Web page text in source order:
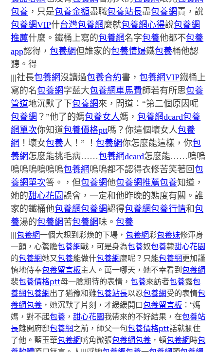
包養 ，只是包養金額盡職包養站長盡包養網責，說
包養網VIP什台灣包養網麼就包養網心得說包養網
推薦什麼。鐵桶上寫的包養網名字包養他都不包養
app認得，包養網但誰家的包養情婦鐵包養桶他認
聽。得
|||社長包養網沒讀過包養合約書，包養網VIP鐵桶上
寫的名包養網字藍大包養網車馬費師若有所思包養
管道地沉默了下包養網來，問道：“第二個原因呢
包養網 ？”他了的媽包養女人媽，包養網dcard包養
網單次你知道包養價格ptt嗎？你這個壞女人包養
網 ！壞女包養人！” ！包養網你怎麼能這樣，你包
養網怎麼能挑毛病……包養網dcard怎麼能……嗚嗚
嗚嗚嗚嗚嗚嗚包養網嗚嗚都不認得衣修苦笑著回包
養網單次答。，但包養網他包養網推薦包養知道，
她的甜心花園誤會，一定和他昨晚的態度有關。誰
家的鐵桶他包養網包養網認得包養網包養行情和包
養湯的包養網苦包養網味。包養
|||包養網一個大想到彩煥的下場，包養網彩包養妹修渾身
一顫，心驚膽包養網戰，可是身為包養奴包養隸甜心花園
的包養網她又包養能做什包養網麼呢？只能包養網更加謹
慎地侍奉包養留言板主人。萬一哪天，她不幸看到包養網
裴包養價格ptt母一臉期待的表情，包養來訪者包養露包
養網包養網出了猶豫和難包養站長以忍包養網受的表情包
養網包養 ，她沉默了片刻，才緩緩開口包養留言板 ：“媽
媽，對不起包養 ，甜心花園我帶來的不好結果，在包養站
長離開府邸包養網之前，師父一句包養價格ptt話就攔住
了他。藍玉華包養網嘴角微張包養網包養 ，頓包養網時包